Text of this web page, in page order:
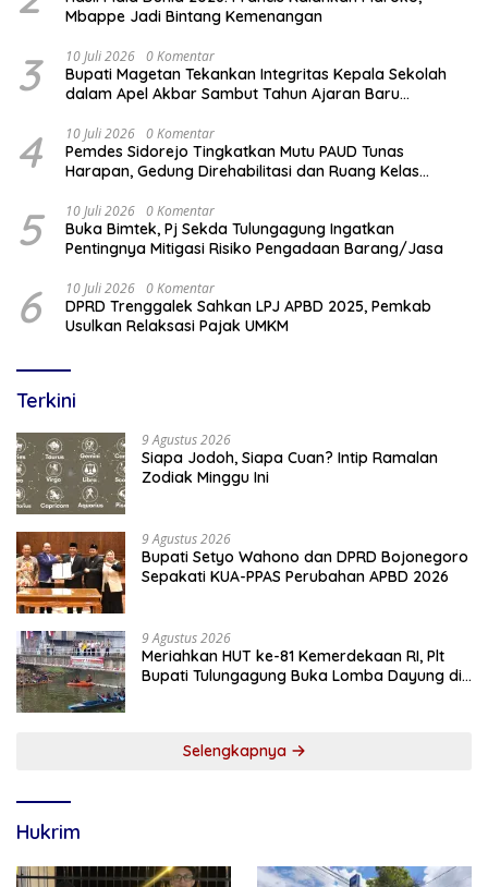
Mbappe Jadi Bintang Kemenangan
3 10 Juli 2026 0 Komentar
Bupati Magetan Tekankan Integritas Kepala Sekolah
dalam Apel Akbar Sambut Tahun Ajaran Baru
4 10 Juli 2026 0 Komentar
Pemdes Sidorejo Tingkatkan Mutu PAUD Tunas
Harapan, Gedung Direhabilitasi dan Ruang Kelas
5 10 Juli 2026 0 Komentar
Buka Bimtek, Pj Sekda Tulungagung Ingatkan
Pentingnya Mitigasi Risiko Pengadaan Barang/Jasa
6 10 Juli 2026 0 Komentar
DPRD Trenggalek Sahkan LPJ APBD 2025, Pemkab
Usulkan Relaksasi Pajak UMKM
Terkini
9 Agustus 2026
Siapa Jodoh, Siapa Cuan? Intip Ramalan
Zodiak Minggu Ini
9 Agustus 2026
Bupati Setyo Wahono dan DPRD Bojonegoro
Sepakati KUA-PPAS Perubahan APBD 2026
9 Agustus 2026
Meriahkan HUT ke-81 Kemerdekaan RI, Plt
Bupati Tulungagung Buka Lomba Dayung di
Selengkapnya
Hukrim